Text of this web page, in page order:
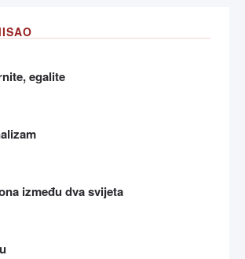
egalite
između dva svijeta